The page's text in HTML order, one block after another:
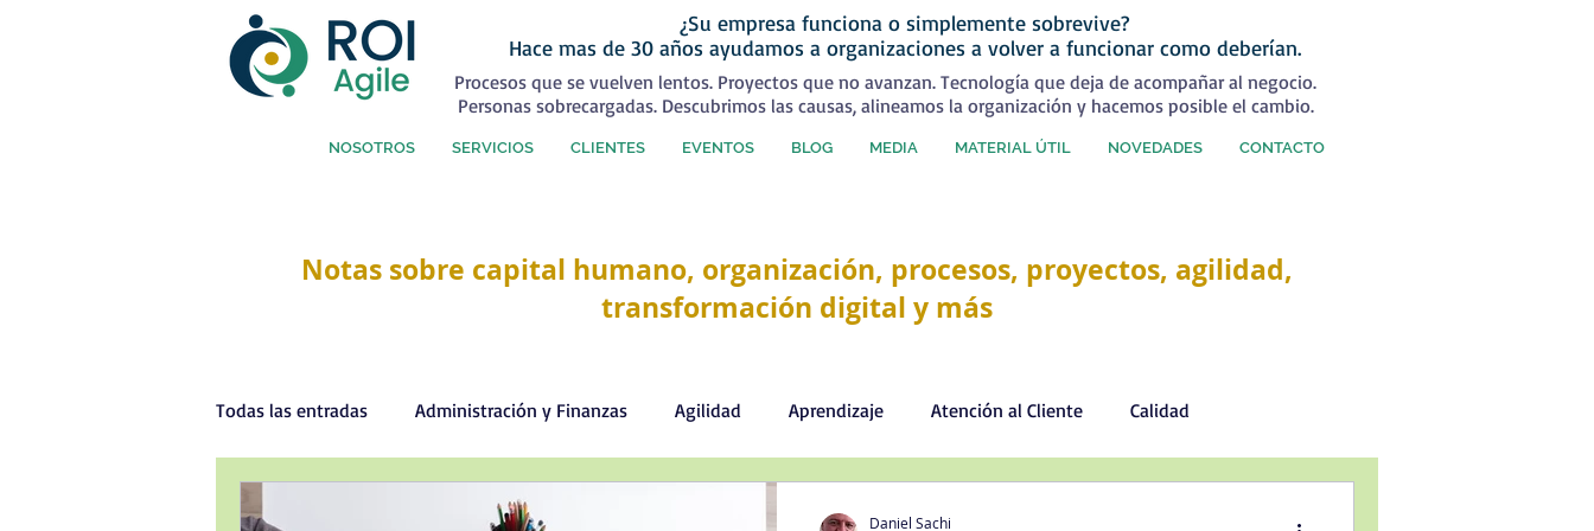
¿Su empresa funciona o simplemente sobrevive?
Hace mas de 30 años ayudamos a organizaciones a volver a funcionar como deberían.
Procesos que se vuelven lentos. Proyectos que no avanzan. Tecnología que deja de acompañar al negocio.
Personas sobrecargadas. Descubrimos las causas, alineamos la organización y hacemos posible el cambio.
NOSOTROS SERVICIOS CLIENTES EVENTOS BLOG MEDIA MATERIAL ÚTIL NOVEDADES CONTACTO
Notas sobre capital humano, organización, procesos, proyectos, agilidad,
transformación digital y más
Todas las entradas Administración y Finanzas Agilidad Aprendizaje Atención al Cliente Calidad
Coaching
Daniel Sachi